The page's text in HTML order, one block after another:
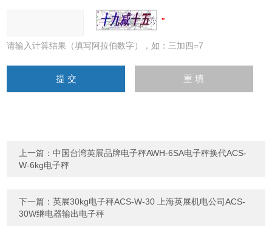
请输入计算结果（填写阿拉伯数字），如：三加四=7
上一篇：中国台湾英展品牌电子秤AWH-6SA电子秤换代ACS-
W-6kg电子秤
下一篇：英展30kg电子秤ACS-W-30 上海英展机电公司ACS-
30W继电器输出电子秤